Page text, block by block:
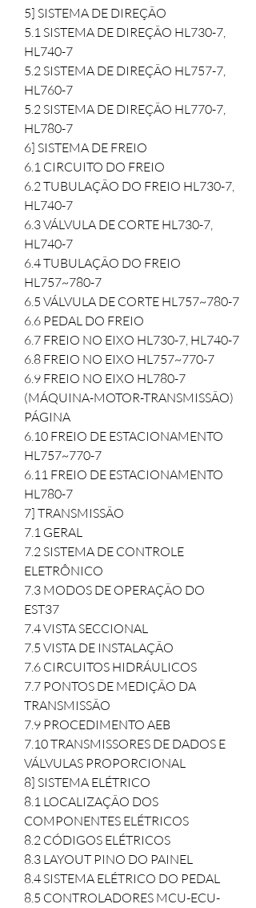
5] SISTEMA DE DIREÇÃO
5.1 SISTEMA DE DIREÇÃO HL730-7,
HL740-7
5.2 SISTEMA DE DIREÇÃO HL757-7,
HL760-7
5.2 SISTEMA DE DIREÇÃO HL770-7,
HL780-7
6] SISTEMA DE FREIO
6.1 CIRCUITO DO FREIO
6.2 TUBULAÇÃO DO FREIO HL730-7,
HL740-7
6.3 VÁLVULA DE CORTE HL730-7,
HL740-7
6.4 TUBULAÇÃO DO FREIO
HL757~780-7
6.5 VÁLVULA DE CORTE HL757~780-7
6.6 PEDAL DO FREIO
6.7 FREIO NO EIXO HL730-7, HL740-7
6.8 FREIO NO EIXO HL757~770-7
6.9 FREIO NO EIXO HL780-7
(MÁQUINA-MOTOR-TRANSMISSÃO)
PÁGINA
6.10 FREIO DE ESTACIONAMENTO
HL757~770-7
6.11 FREIO DE ESTACIONAMENTO
HL780-7
7] TRANSMISSÃO
7.1 GERAL
7.2 SISTEMA DE CONTROLE
ELETRÔNICO
7.3 MODOS DE OPERAÇÃO DO
EST37
7.4 VISTA SECCIONAL
7.5 VISTA DE INSTALAÇÃO
7.6 CIRCUITOS HIDRÁULICOS
7.7 PONTOS DE MEDIÇÃO DA
TRANSMISSÃO
7.9 PROCEDIMENTO AEB
7.10 TRANSMISSORES DE DADOS E
VÁLVULAS PROPORCIONAL
8] SISTEMA ELÉTRICO
8.1 LOCALIZAÇÃO DOS
COMPONENTES ELÉTRICOS
8.2 CÓDIGOS ELÉTRICOS
8.3 LAYOUT PINO DO PAINEL
8.4 SISTEMA ELÉTRICO DO PEDAL
8.5 CONTROLADORES MCU-ECU-